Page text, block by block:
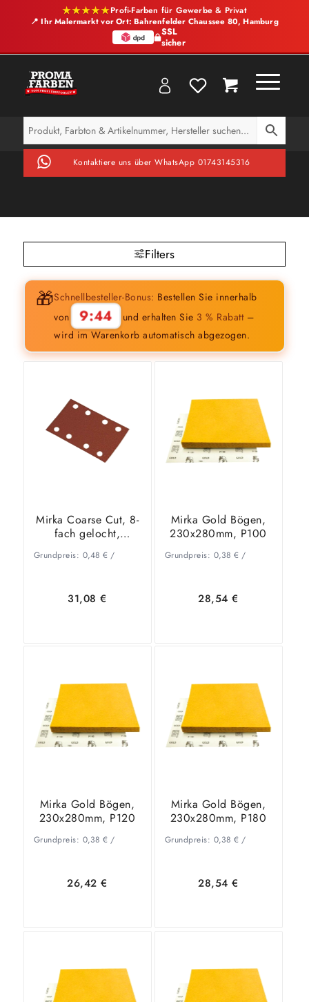
★★★★★Profi-Farben für Gewerbe & Privat
📍 Ihr Malermarkt vor Ort: Bahrenfelder Chaussee 80, Hamburg
SSL
sicher
Kontaktiere uns über WhatsApp 01743145316
Filters
🎁Schnellbesteller-Bonus: Bestellen Sie innerhalb
von
9:43 und erhalten Sie 3 % Rabatt –
wird im Warenkorb automatisch abgezogen.
Mirka Coarse Cut, 8-
fach gelocht,
81x133mm, P40
Grundpreis: 0,48 €/
31,08€
Mirka Gold Bögen,
230x280mm, P100
Grundpreis: 0,38 €/
28,54€
Mirka Gold Bögen,
230x280mm, P120
Grundpreis: 0,38 €/
26,42€
Mirka Gold Bögen,
230x280mm, P180
Grundpreis: 0,38 €/
28,54€